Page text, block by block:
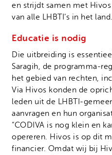
en strijdt samen met
van alle LHBTI’s in het land.
Educatie is nodig
Die uitbreiding is
Saragih, de programma-
het gebied van rechten,
Via Hivos konden de
leden uit de LHBTI-
aanvragen en hun
“CODIVA is nog klein en
opereren. Hivos is op dit
financier. Omdat wij bij